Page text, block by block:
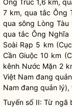
Ông Trúc 1,6 km,
7 km, qua tắc Ông
qua sông Lòng
qua tắc Ông Nghĩa
Soài Rạp 5 km
Cần Giuộc 10 km
kênh Nước Mặn 2
Việt Nam đang
Nam đang quản lý),
Tuyến số II: Từ ngã